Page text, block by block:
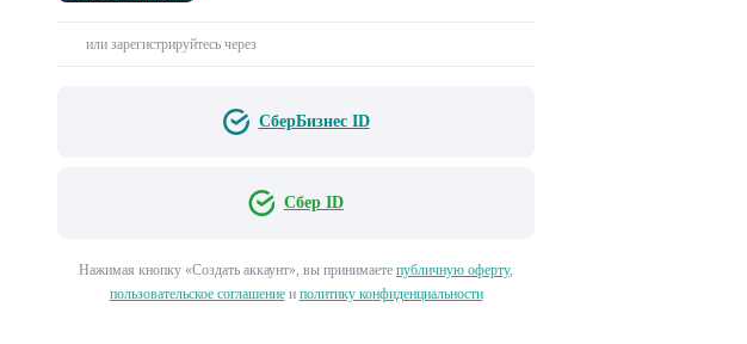
или зарегистрируйтесь через
СберБизнес ID
Сбер ID
Нажимая кнопку «Создать аккаунт», вы принимаете публичную оферту,
пользовательское соглашениеи политику конфиденциальности